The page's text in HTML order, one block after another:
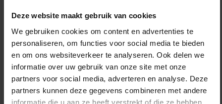
Deze website maakt gebruik van cookies
We gebruiken cookies om content en advertenties te
personaliseren, om functies voor social media te bieden
en om ons websiteverkeer te analyseren. Ook delen we
informatie over uw gebruik van onze site met onze
partners voor social media, adverteren en analyse. Deze
partners kunnen deze gegevens combineren met andere
informatie die u aan ze heeft verstrekt of die ze hebben
Stap 2 Voorbereiding
Stap 3 Het gesprek voeren
Stap 4 Volgende stappen